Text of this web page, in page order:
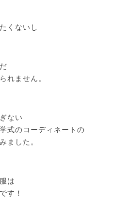
くないし
れません。
ない
式のコーディネートの
ました。
は
す！